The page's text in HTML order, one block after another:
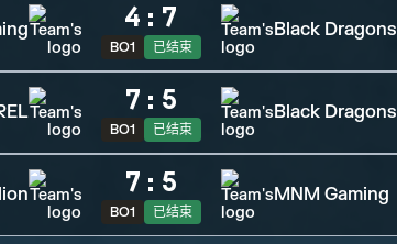
4 : 7
BO1 已结束
Black Dragons
7 : 5
BO1 已结束
Black Dragons
7 : 5
BO1 已结束
MNM Gaming